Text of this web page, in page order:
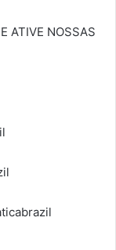
ATIVE NOSSAS